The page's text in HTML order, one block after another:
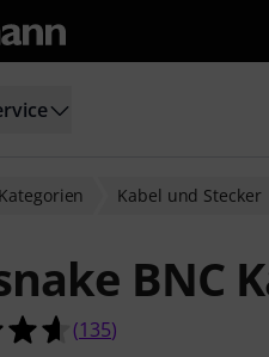
Kabel und Stecker
BNC
4.6 von 5 Sternen
(135)